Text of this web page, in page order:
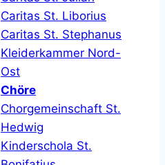
Caritas St. Liborius
Caritas St. Stephanus
Kleiderkammer Nord-
Ost
Chöre
Chorgemeinschaft St.
Hedwig
Kinderschola St.